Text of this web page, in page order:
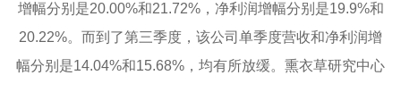
增幅分别是20.00%和21.72%，净利润增幅分别是19.9%和
20.22%。而到了第三季度，该公司单季度营收和净利润增
幅分别是14.04%和15.68%，均有所放缓。熏衣草研究中心